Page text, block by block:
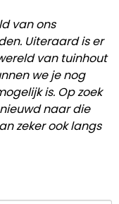
van ons
Uiteraard is er
van tuinhout
we je nog
is. Op zoek
naar die
zeker ook langs